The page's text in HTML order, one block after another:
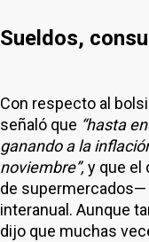
Sueldos,
Con respecto al
señaló que “hasta
ganando a la
noviembre”, y que el
de supermercados—
interanual. Aunque
dijo que muchas